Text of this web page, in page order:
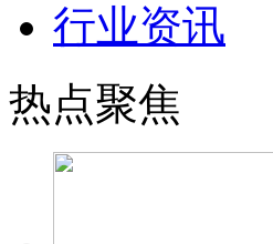
行业资讯
热点聚焦